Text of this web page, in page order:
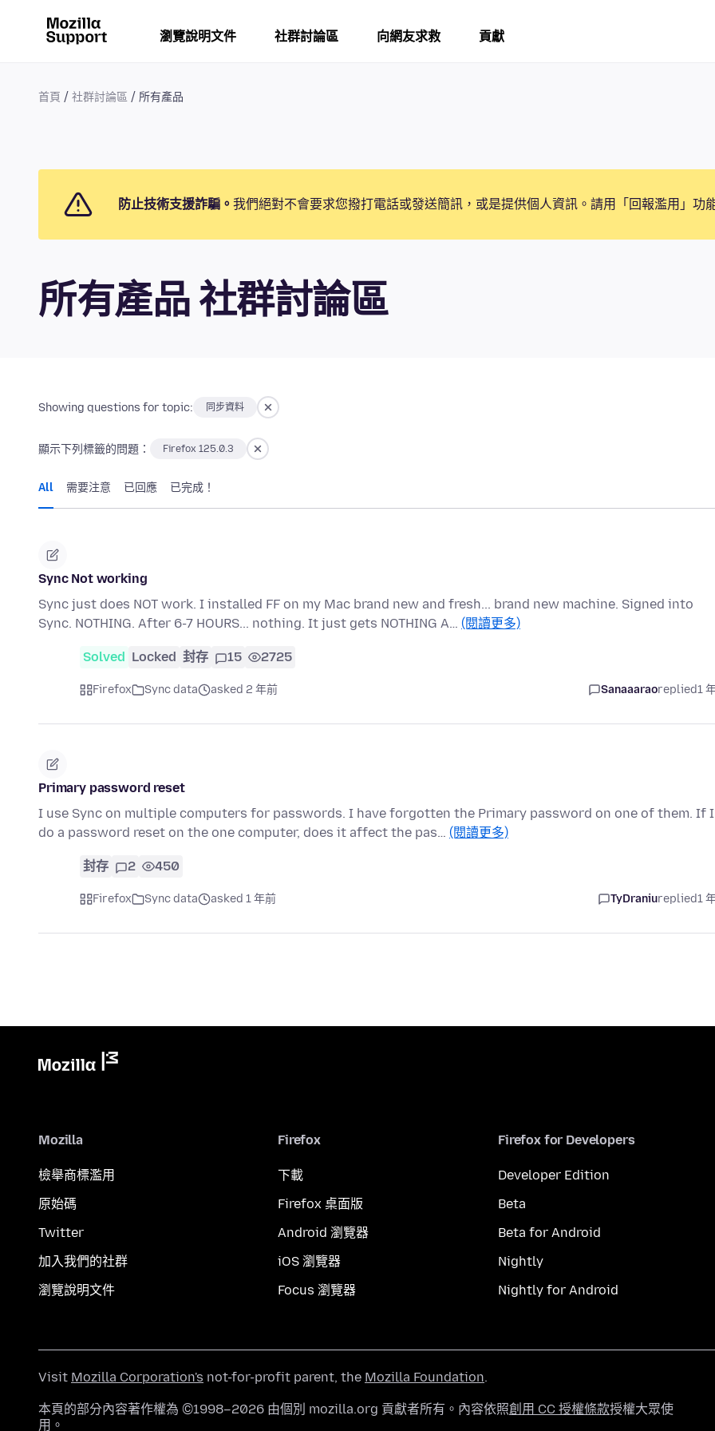
瀏覽說明文件 社群討論區 向網友求救 貢獻
首頁 社群討論區 所有產品
防止技術支援詐騙。 我們絕對不會要求您撥打電話或發送簡訊，或是提供個人資訊。請用「回報濫用」功
所有產品 社群討論區
Showing questions for topic: 同步資料
顯示下列標籤的問題： Firefox 125.0.3
All 需要注意 已回應 已完成！
Sync Not working
Sync just does NOT work. I installed FF on my Mac brand new and fresh... brand new machine. Signed into
Sync. NOTHING. After 6-7 HOURS... nothing. It just gets NOTHING A… (閱讀更多)
Solved Locked 封存 15 2725
Firefox Sync data asked 2 年前 Sanaaaraoreplied1
Primary password reset
I use Sync on multiple computers for passwords. I have forgotten the Primary password on one of them. If I
do a password reset on the one computer, does it affect the pas… (閱讀更多)
封存 2 450
Firefox Sync data asked 1 年前 TyDraniureplied1
Mozilla
檢舉商標濫用
原始碼
Twitter
加入我們的社群
瀏覽說明文件
Firefox
下載
Firefox 桌面版
Android 瀏覽器
iOS 瀏覽器
Focus 瀏覽器
Firefox for Developers
Developer Edition
Beta
Beta for Android
Nightly
Nightly for Android
Visit Mozilla Corporation's not-for-profit parent, the Mozilla Foundation.
本頁的部分內容著作權為 ©1998–2026 由個別 mozilla.org 貢獻者所有。內容依照創用 CC 授權條款授權大眾使
用。